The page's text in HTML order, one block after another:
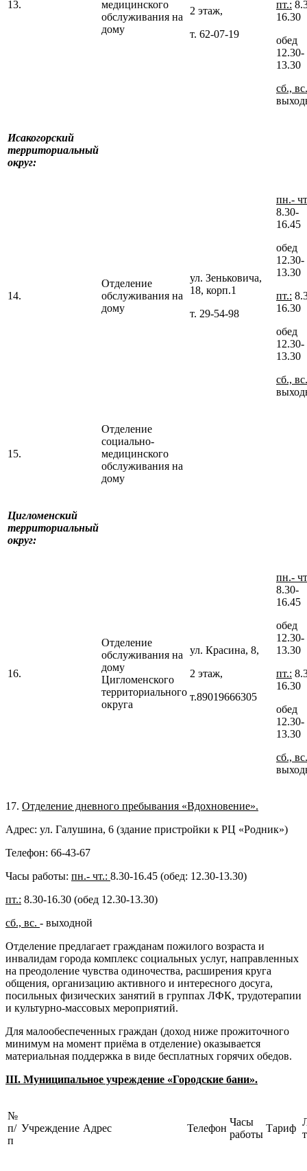
13.
медицинского
обслуживания на
дому
2 этаж,
т. 62-07-19
пт.:
16.30
обед
12.30-
13.30
сб., вс.
Исакогорский
территориальный
округ:
14.
Отделение
обслуживания на
дому
ул. Зеньковича,
18, корп.1
т. 29-54-98
пн.-
8.30-
16.45
обед
12.30-
13.30
пт.:
16.30
обед
12.30-
13.30
сб., вс.
15.
Отделение
социально-
медицинского
обслуживания на
дому
Цигломенский
территориальный
округ:
16.
Отделение
обслуживания на
дому
Цигломенского
территориального
округа
ул. Красина, 8,
2 этаж,
т.89019666305
пн.-
8.30-
16.45
обед
12.30-
13.30
пт.:
16.30
обед
12.30-
13.30
сб., вс.
17. Отделение дневного пребывания «Вдохновение».
Адрес: ул. Галушина, 6 (здание пристройки к РЦ «Родник»)
Телефон: 66-43-67
Часы работы: пн.- чт.: 8.30-16.45 (обед: 12.30-13.30)
пт.: 8.30-16.30 (обед 12.30-13.30)
сб., вс. - выходной
Отделение предлагает гражданам пожилого возраста и
инвалидам города комплекс социальных услуг, направленных
на преодоление чувства одиночества, расширения круга
общения, организацию активного и интересного досуга,
посильных физических занятий в группах ЛФК, трудотерапии
и культурно-массовых мероприятий.
Для малообеспеченных граждан (доход ниже прожиточного
минимум на момент приёма в отделение) оказывается
материальная поддержка в виде бесплатных горячих обедов.
III. Муниципальное учреждение «Городские бани».
№
п/
п
Учреждение Адрес Телефон
Часы
работы
Тариф